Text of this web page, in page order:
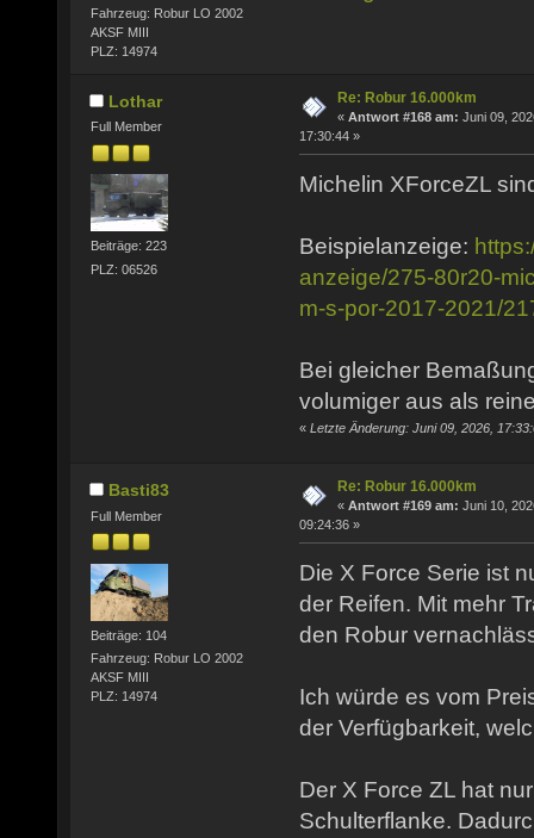
Fahrzeug: Robur LO 2002
AKSF MIII
PLZ: 14974
Lothar
Full Member
Beiträge: 223
PLZ: 06526
Re: Robur 16.000km
« Antwort #168 am: Juni 09,
17:30:44 »
Michelin XForceZL
Beispielanzeige:
anzeige/275-80r20-
m-s-por-2017-2021/
Bei gleicher
volumiger aus als
« Letzte Änderung: Juni 09, 2026,
Basti83
Full Member
Beiträge: 104
Fahrzeug: Robur LO 2002
AKSF MIII
PLZ: 14974
Re: Robur 16.000km
« Antwort #169 am: Juni 10,
09:24:36 »
Die X Force Serie ist
der Reifen. Mit mehr
den Robur
Ich würde es vom
der Verfügbarkeit,
Der X Force ZL hat
Schulterflanke.